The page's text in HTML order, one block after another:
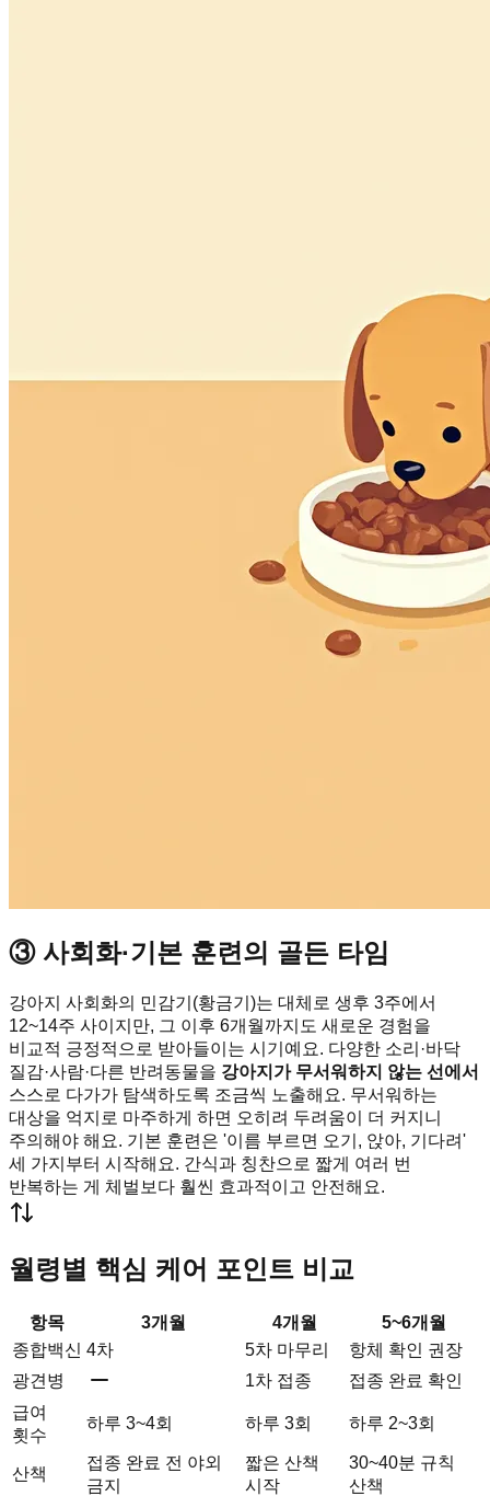
③ 사회화·기본 훈련의 골든 타임
강아지 사회화의 민감기(황금기)는 대체로 생후 3주에서
12~14주 사이지만, 그 이후 6개월까지도 새로운 경험을
비교적 긍정적으로 받아들이는 시기예요. 다양한 소리·바닥
질감·사람·다른 반려동물을 강아지가 무서워하지 않는 선에서
스스로 다가가 탐색하도록 조금씩 노출해요. 무서워하는
대상을 억지로 마주하게 하면 오히려 두려움이 더 커지니
주의해야 해요. 기본 훈련은 '이름 부르면 오기, 앉아, 기다려'
세 가지부터 시작해요. 간식과 칭찬으로 짧게 여러 번
반복하는 게 체벌보다 훨씬 효과적이고 안전해요.
월령별 핵심 케어 포인트 비교
항목 3개월 4개월
5~6개월
종합백신 4차 5차 마무리
항체 확인 권장
광견병
1차 접종
접종 완료 확인
급여
횟수
하루 3~4회 하루 3회 하루 2~3회
산책
접종 완료 전 야외
금지
짧은 산책
시작
30~40분 규칙
산책